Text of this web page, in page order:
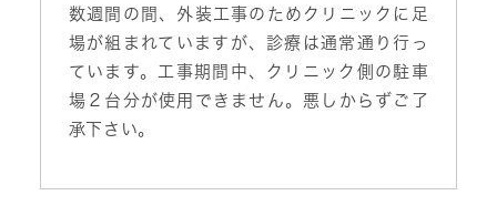
数週間の間、外装工事のためクリニックに足
場が組まれていますが、診療は通常通り行っ
ています。工事期間中、クリニック側の駐車
場２台分が使用できません。悪しからずご了
承下さい。